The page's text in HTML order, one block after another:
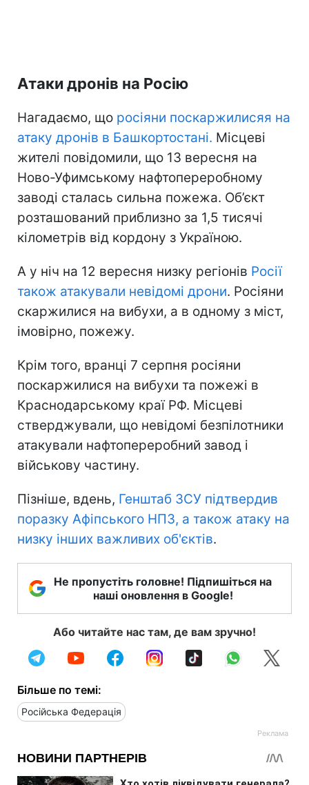
Атаки дронів на Росію
Нагадаємо, що росіяни поскаржилисяя на
атаку дронів в Башкортостані. Місцеві
жителі повідомили, що 13 вересня на
Ново-Уфимському нафтопереробному
заводі сталась сильна пожежа. Об’єкт
розташований приблизно за 1,5 тисячі
кілометрів від кордону з Україною.
А у ніч на 12 вересня низку регіонів Росії
також атакували невідомі дрони. Росіяни
скаржилися на вибухи, а в одному з міст,
імовірно, пожежу.
Крім того, вранці 7 серпня росіяни
поскаржилися на вибухи та пожежі в
Краснодарському краї РФ. Місцеві
стверджували, що невідомі безпілотники
атакували нафтопереробний завод і
військову частину.
Пізніше, вдень, Генштаб ЗСУ підтвердив
поразку Афіпського НПЗ, а також атаку на
низку інших важливих об'єктів.
Не пропустіть головне! Підпишіться на
наші оновлення в Google!
Або читайте нас там, де вам зручно!
Більше по темі:
Російська Федерація